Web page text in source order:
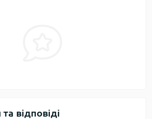
відповіді